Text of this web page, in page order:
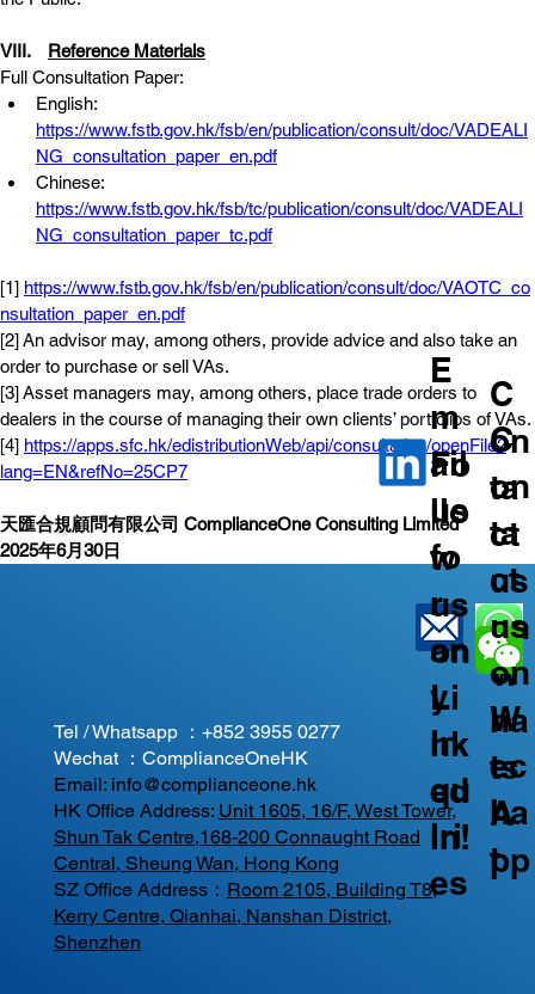
Reference Materials
Full Consultation Paper:
English:
https://www.fstb.gov.hk/fsb/en/publication/consult/doc/VADEALI
NG_consultation_paper_en.pdf
Chinese:
https://www.fstb.gov.hk/fsb/tc/publication/consult/doc/VADEALI
NG_consultation_paper_tc.pdf
[1] https://www.fstb.gov.hk/fsb/en/publication/consult/doc/VAOTC_co
nsultation_paper_en.pdf
[2] An advisor may, among others, provide advice and also take an
order to purchase or sell VAs.
[3] Asset managers may, among others, place trade orders to
dealers in the course of managing their own clients’ portfolios of VAs.
[4] https://apps.sfc.hk/edistributionWeb/api/consultation/openFile?
lang=EN&refNo=25CP7
天匯合規顧問有限公司 ComplianceOne Consulting Limited
2025年6月30日
Tel / Whatsapp ： +852 3955 0277
Wechat ：ComplianceOneHK
Email: info@complianceone.hk
HK Office Address: Unit 1605, 16/F, West Tower,
Shun Tak Centre,168-200 Connaught Road
Central, Sheung Wan, Hong Kong
SZ Office Address： Room 2105, Building T8,
Kerry Centre, Qianhai, Nanshan District,
Shenzhen
E
m
ail
us
fo
r
an
y
In
qu
iri
es
Fo
llo
w
us
on
Li
nk
ed
In!
C
on
ta
ct
us
on
W
ha
ts
A
pp
C
on
ta
ct
us
on
W
ec
ha
t